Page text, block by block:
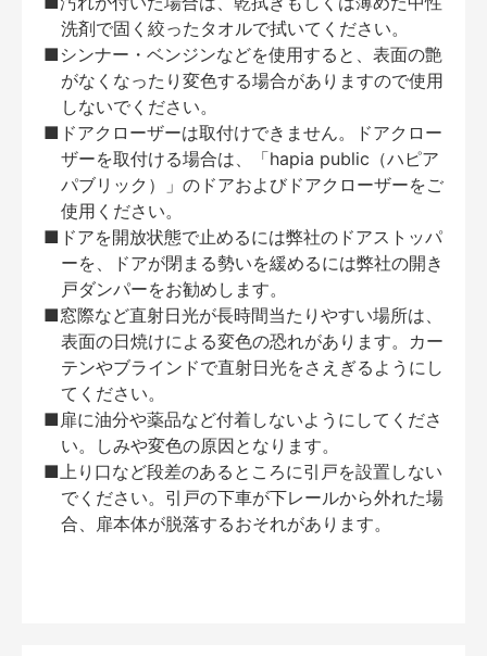
洗剤で固く絞ったタオルで拭いてください。
■シンナー・ベンジンなどを使用すると、表面の艶
がなくなったり変色する場合がありますので使用
しないでください。
■ドアクローザーは取付けできません。ドアクロー
ザーを取付ける場合は、「hapia public（ハピア
パブリック）」のドアおよびドアクローザーをご
使用ください。
■ドアを開放状態で止めるには弊社のドアストッパ
ーを、ドアが閉まる勢いを緩めるには弊社の開き
戸ダンパーをお勧めします。
■窓際など直射日光が長時間当たりやすい場所は、
表面の日焼けによる変色の恐れがあります。カー
テンやブラインドで直射日光をさえぎるようにし
てください。
■扉に油分や薬品など付着しないようにしてくださ
い。しみや変色の原因となります。
■上り口など段差のあるところに引戸を設置しない
でください。引戸の下車が下レールから外れた場
合、扉本体が脱落するおそれがあります。